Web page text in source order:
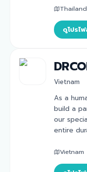
Thailand
ดูโปรไ
Vietnam
As a
build a
our
entire
Vietnam